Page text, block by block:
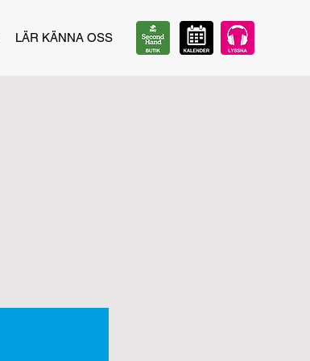
LÄR KÄNNA OSS